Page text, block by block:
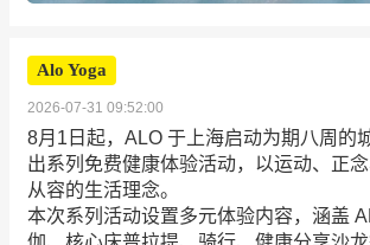
Alo Yoga
2026-07-31 09:52:00
8月1日起，ALO 于上海启动为期八周的
出系列免费健康体验活动，以运动、正
从容的生活理念。
本次系列活动设置多元体验内容，涵盖